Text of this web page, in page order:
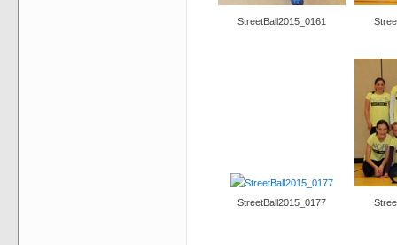
StreetBall2015_0161
StreetBall2015_0177